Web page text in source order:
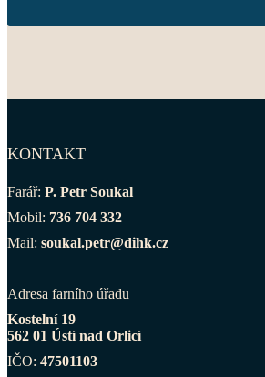
KONTAKT
Farář: P. Petr Soukal
Mobil: 736 704 332
Mail: soukal.petr@dihk.cz
Adresa farního úřadu
Kostelní 19
562 01 Ústí nad Orlicí
IČO: 47501103